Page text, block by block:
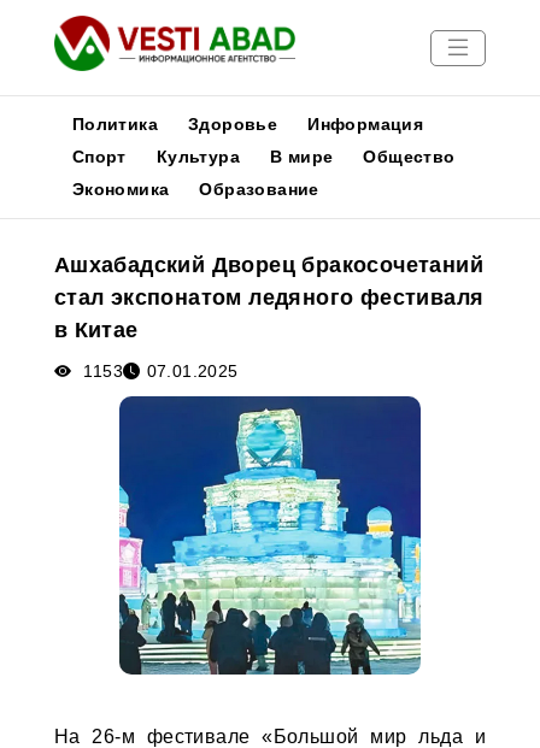
Новости
Медиа
Афиша
Политика Здоровье
Информация
Спорт
Культура В мире
Общество
Экономика
Образование
Ашхабадский Дворец бракосочетаний
стал экспонатом ледяного фестиваля
в Китае
1153 07.01.2025
На 26-м фестивале «Большой мир льда и